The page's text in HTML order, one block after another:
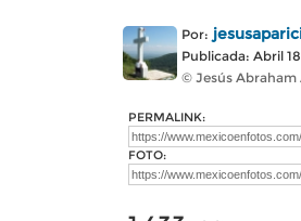
Por:
Publicada: Abril
© Jesús Abraham
PERMALINK:
FOTO: